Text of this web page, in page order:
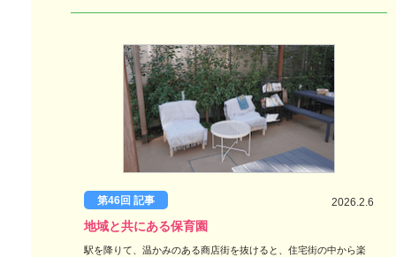
第46回 記事 2026.2.6
地域と共にある保育園
駅を降りて、温かみのある商店街を抜けると、住宅街の中から楽